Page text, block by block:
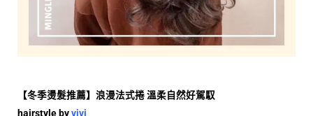
【冬季燙髮推薦】浪漫法式捲溫柔自然好駕馭
hairstyle byvivi